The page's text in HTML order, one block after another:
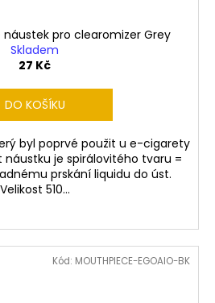
náustek pro clearomizer Grey
Skladem
27 Kč
DO KOŠÍKU
byl poprvé použit u e-cigarety
náustku je spirálovitého tvaru =
prskání liquidu do úst.
Velikost 510...
Kód: MOUTHPIECE-EGOAIO-BK